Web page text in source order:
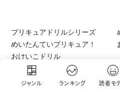
ジャンル ランキング 読者モ
プリキュアドリルシリーズ
めいたんていプリキュア！
おけいこドリル
NEW